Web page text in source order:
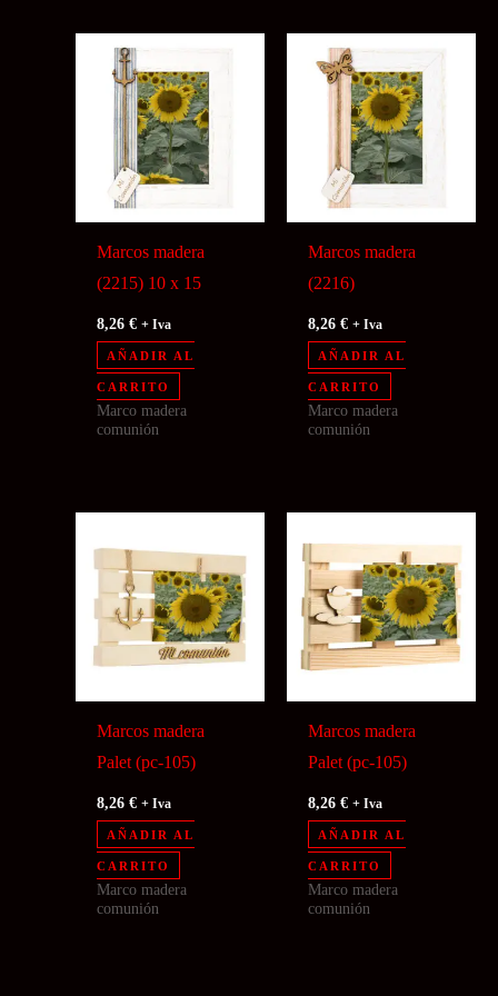
Marcos madera
(2215) 10 x 15
8,26€ + Iva
AÑADIR AL
CARRITO
Marco madera
comunión
Marcos madera
(2216)
8,26€ + Iva
AÑADIR AL
CARRITO
Marco madera
comunión
Marcos madera
Palet (pc-105)
8,26€ + Iva
AÑADIR AL
CARRITO
Marco madera
comunión
Marcos madera
Palet (pc-105)
8,26€ + Iva
AÑADIR AL
CARRITO
Marco madera
comunión